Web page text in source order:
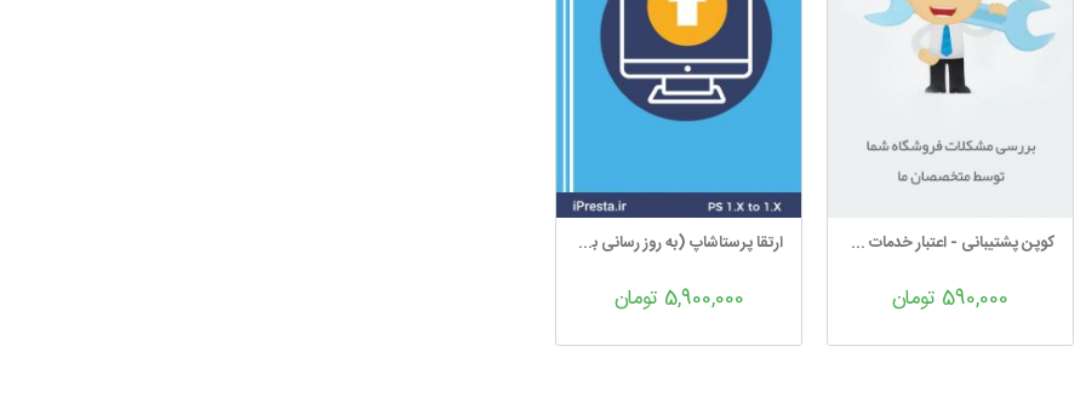
کوپن پشتیبانی - اعتبار خدمات فنی و...
590,000 تومان
ارتقا پرستاشاپ (به روز رسانی به نسخه بالاتر)
5,900,000 تومان